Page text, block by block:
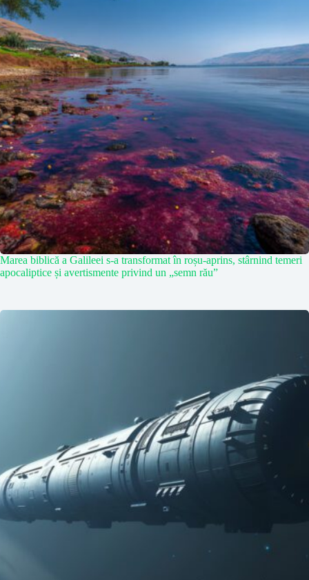
Marea biblică a Galileei s-a transformat în roșu-aprins, stârnind temeri
apocaliptice și avertismente privind un „semn rău”